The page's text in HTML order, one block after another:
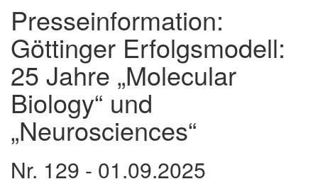
Presseinformation:
Göttinger Erfolgsmodell:
25 Jahre „Molecular
Biology“ und
„Neurosciences“
Nr. 129 - 01.09.2025